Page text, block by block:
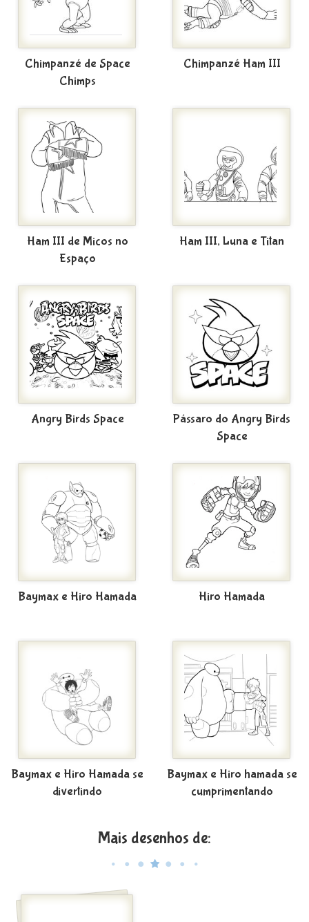
Chimpanzé de Space
Chimps
Chimpanzé Ham III
Ham III de Micos no
Espaço
Ham III, Luna e Titan
Angry Birds Space
Pássaro do Angry Birds
Space
Baymax e Hiro Hamada Hiro Hamada
Baymax e Hiro Hamada se
divertindo
Baymax e Hiro hamada se
cumprimentando
Mais desenhos de: